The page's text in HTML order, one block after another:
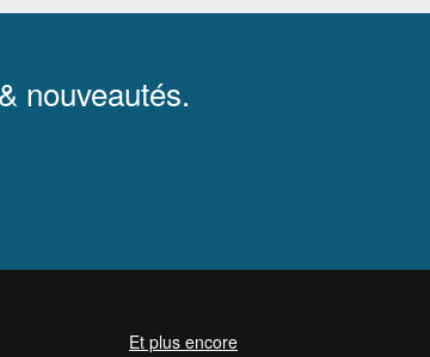
nouveautés.
Et plus encore